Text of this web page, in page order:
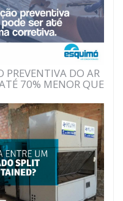
DO AR
70% MENOR QUE